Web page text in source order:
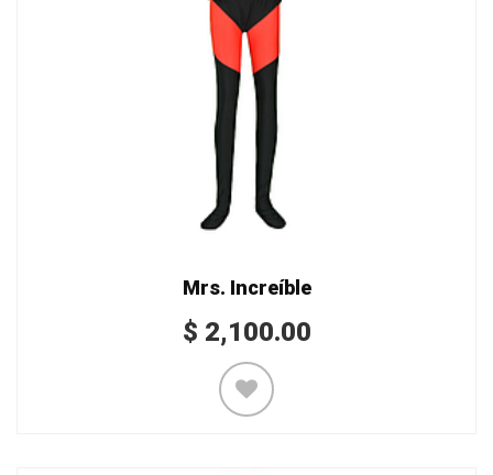
Mrs. Increíble
$ 2,100.00